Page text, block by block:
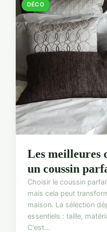
DÉCO
Les meilleures
un coussin
Choisir le coussin
mais cela peut
maison. La sélection
essentiels : taille,
C'est...